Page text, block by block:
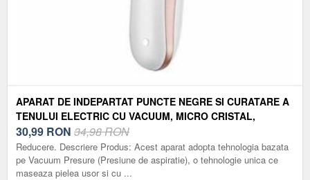
APARAT DE INDEPARTAT PUNCTE NEGRE SI CURATARE A
TENULUI ELECTRIC CU VACUUM, MICRO CRISTAL,
ARGINTIU
30,99 RON 34,98 RON
Reducere. Descriere Produs: Acest aparat adopta tehnologia bazata
pe Vacuum Presure (Presiune de aspiratie), o tehnologie unica ce
maseaza pielea usor si cu ...